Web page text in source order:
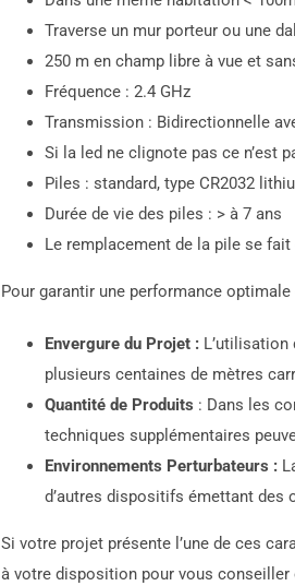
Traverse un mur porteur ou une
250 m en champ libre à vue et
Fréquence : 2.4 GHz
Transmission : Bidirectionnelle
Si la led ne clignote pas ce n’est
Piles : standard, type CR2032
Durée de vie des piles : > à 7 ans
Le remplacement de la pile se
Pour garantir une performance
Envergure du Projet :
plusieurs centaines de mètres
Quantité de Produits : Dans les
techniques supplémentaires
Environnements Perturbateurs :
d’autres dispositifs émettant des
Si votre projet présente l’une de ces
à votre disposition pour vous